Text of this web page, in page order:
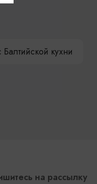
Балтийской кухни
на рассылку